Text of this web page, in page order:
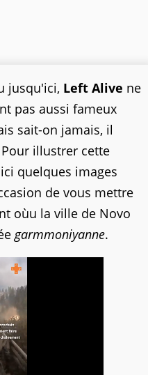
jusqu'ici, Left Alive ne
pas aussi fameux
sait-on jamais, il
illustrer cette
quelques images
de vous mettre
oùu la ville de Novo
garmmoniyanne.